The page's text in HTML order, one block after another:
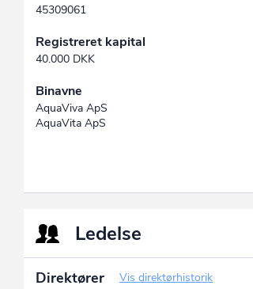
45309061
Registreret kapital
40.000 DKK
Binavne
AquaViva ApS
AquaVita ApS
Ledelse
Direktører Vis direktørhistorik